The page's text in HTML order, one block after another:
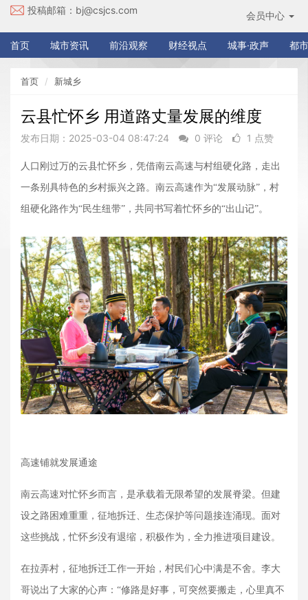
投稿邮箱： bj@csjcs.com 会员中心
首页 城市资讯 前沿观察 财经视点 城事·政声 都
首页 新城乡
云县忙怀乡 用道路丈量发展的维度
发布日期：2025-03-04 08:47:24 0 评论 1 点赞
人口刚过万的云县忙怀乡，凭借南云高速与村组硬化路，走出
一条别具特色的乡村振兴之路。南云高速作为“发展动脉”，村
组硬化路作为“民生纽带”，共同书写着忙怀乡的“出山记”。
高速铺就发展通途
南云高速对忙怀乡而言，是承载着无限希望的发展脊梁。但建
设之路困难重重，征地拆迁、生态保护等问题接连涌现。面对
这些挑战，忙怀乡没有退缩，积极作为，全力推进项目建设。
在拉弄村，征地拆迁工作一开始，村民们心中满是不舍。李大
哥说出了大家的心声： “修路是好事，可突然要搬走，心里真不